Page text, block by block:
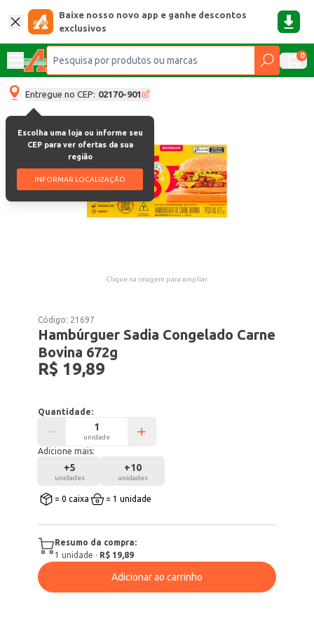
Baixe nosso novo app e ganhe descontos
exclusivos
0
Entregue no CEP: 02170-901
Escolha uma loja ou informe seu
CEP para ver ofertas da sua
região
INFORMAR LOCALIZAÇÃO
Clique na imagem para ampliar.
Código: 21697
Hambúrguer Sadia Congelado Carne
Bovina 672g
R$ 19,89
Quantidade:
unidade
Adicione mais:
+5
unidades
+10
unidades
= 0 caixa = 1 unidade
Resumo da compra:
1 unidade · R$ 19,89
Adicionar ao carrinho